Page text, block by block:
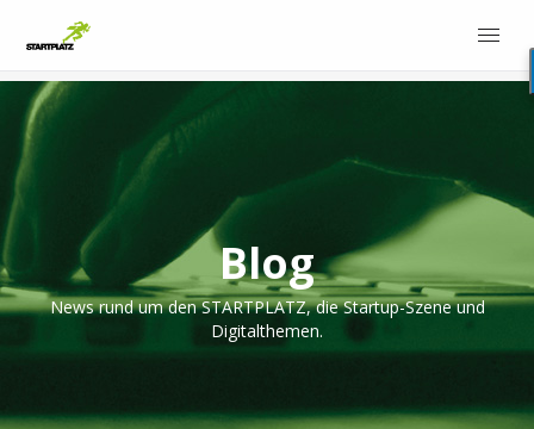
Blog
News rund um den STARTPLATZ, die Startup-Szene und
Digitalthemen.